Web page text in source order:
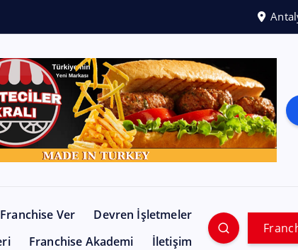
Franchise Ver
Devren İşletmeler
Franchise Akademi İletişim